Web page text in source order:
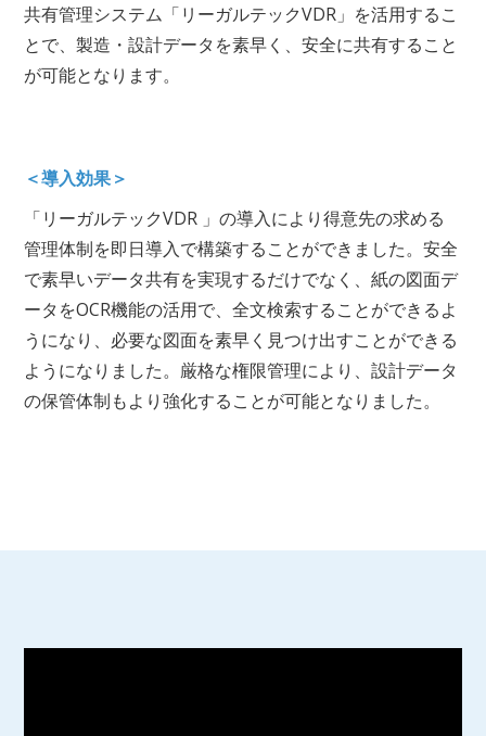
共有管理システム「リーガルテックVDR」を活用するこ
とで、製造・設計データを素早く、安全に共有すること
が可能となります。
＜導入効果＞
「リーガルテックVDR 」の導入により得意先の求める
管理体制を即日導入で構築することができました。安全
で素早いデータ共有を実現するだけでなく、紙の図面デ
ータをOCR機能の活用で、全文検索することができるよ
うになり、必要な図面を素早く見つけ出すことができる
ようになりました。厳格な権限管理により、設計データ
の保管体制もより強化することが可能となりました。